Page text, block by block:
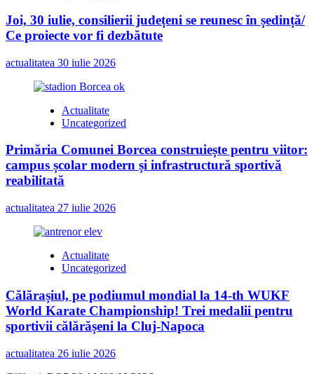
Joi, 30 iulie, consilierii județeni se reunesc în ședință/
Ce proiecte vor fi dezbătute
actualitatea 30 iulie 2026
Actualitate
Uncategorized
Primăria Comunei Borcea construiește pentru viitor:
campus școlar modern și infrastructură sportivă
reabilitată
actualitatea 27 iulie 2026
Actualitate
Uncategorized
Călărașiul, pe podiumul mondial la 14-th WUKF
World Karate Championship! Trei medalii pentru
sportivii călărășeni la Cluj-Napoca
actualitatea 26 iulie 2026